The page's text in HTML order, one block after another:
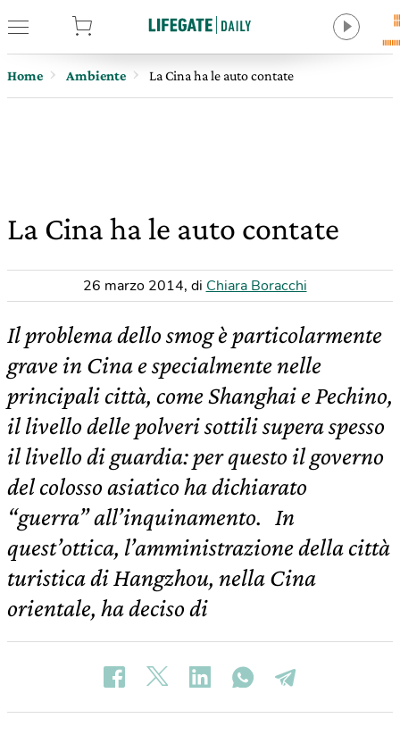
Home Ambiente La Cina ha le auto contate
La Cina ha le auto contate
26 marzo 2014, di Chiara Boracchi
Il problema dello smog è particolarmente
grave in Cina e specialmente nelle
principali città, come Shanghai e Pechino,
il livello delle polveri sottili supera spesso
il livello di guardia: per questo il governo
del colosso asiatico ha dichiarato
“guerra” all’inquinamento. In
quest’ottica, l’amministrazione della città
turistica di Hangzhou, nella Cina
orientale, ha deciso di